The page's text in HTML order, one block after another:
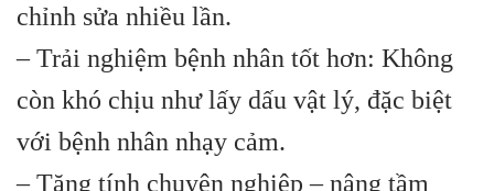
chỉnh sửa nhiều lần.
– Trải nghiệm bệnh nhân tốt hơn: Không
còn khó chịu như lấy dấu vật lý, đặc biệt
với bệnh nhân nhạy cảm.
– Tăng tính chuyên nghiệp – nâng tầm